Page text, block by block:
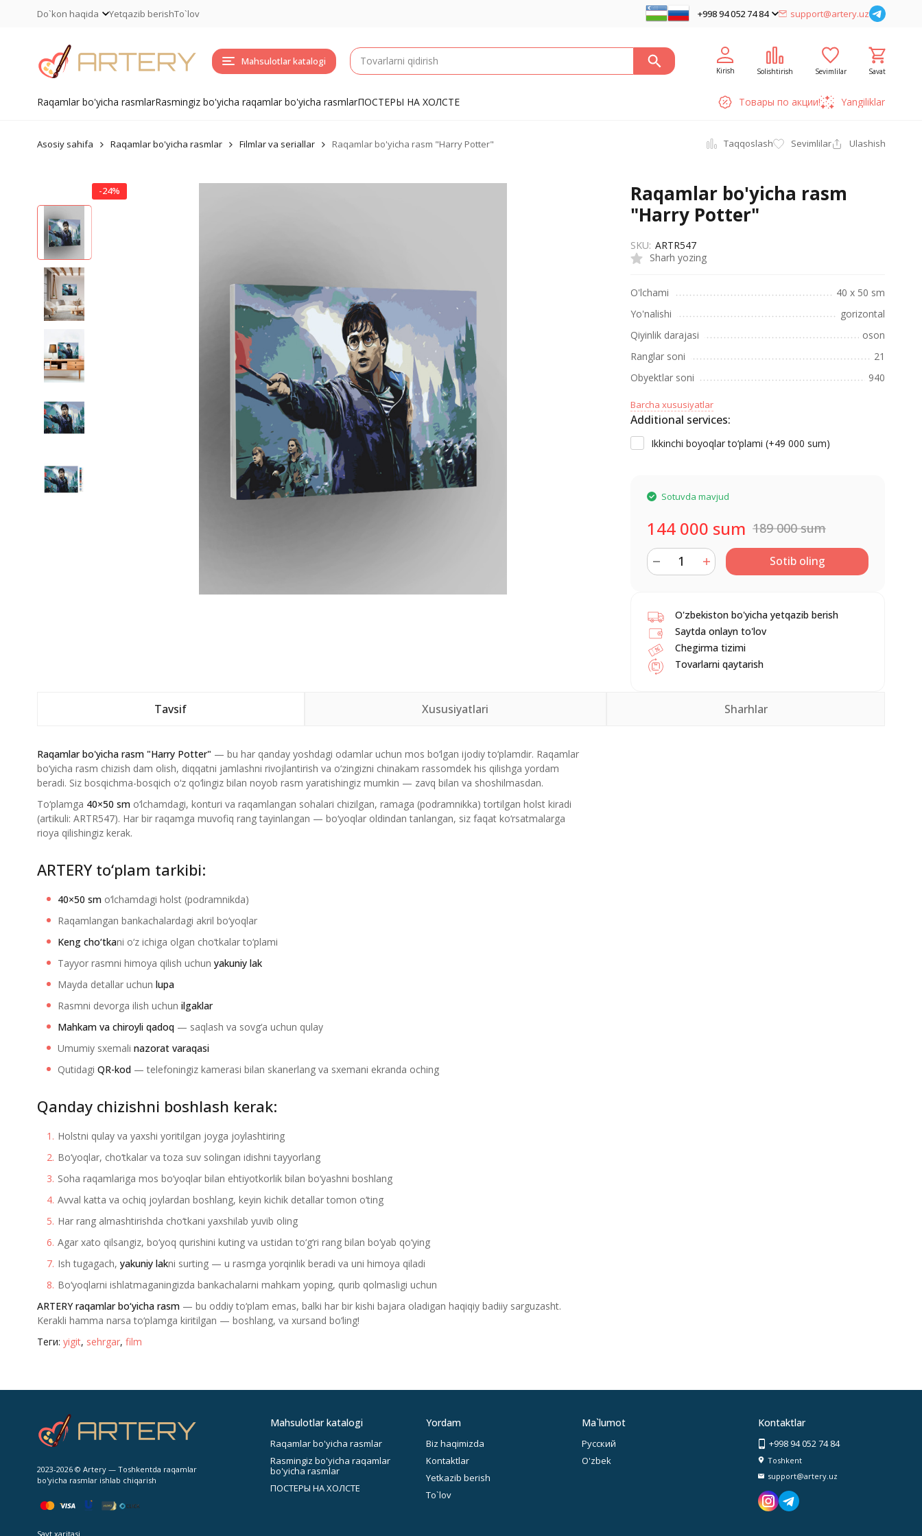
Do`kon haqida Yetqazib berishTo`lov +998 94 052 74 84 support@artery.uz
Mahsulotlar katalogi
Kirish Solishtirish Sevimlilar Savat
Raqamlar bo'yicha rasmlarRasmingiz bo'yicha raqamlar bo'yicha rasmlarПОСТЕРЫ НА ХОЛСТЕ Товары по акции! Yangiliklar
Asosiy sahifa Raqamlar bo'yicha rasmlar Filmlar va seriallar Raqamlar bo'yicha rasm "Harry Potter" Taqqoslash Sevimlilar Ulashish
-24%
Raqamlar bo'yicha rasm
"Harry Potter"
Sharh yozing
SKU: ARTR547
O'lchami
40 х 50 sm
Yo'nalishi
gorizontal
Qiyinlik darajasi
oson
Ranglar soni
21
Obyektlar soni
940
Barcha xususiyatlar
Additional services:
Ikkinchi boyoqlar to‘plami (+49 000 sum)
Sotuvda mavjud
144 000 sum 189 000 sum
Sotib oling
O'zbekiston bo'yicha yetqazib berish
Saytda onlayn to'lov
Chegirma tizimi
Tovarlarni qaytarish
Tavsif Xususiyatlari Sharhlar
Raqamlar bo'yicha rasm "Harry Potter" — bu har qanday yoshdagi odamlar uchun mos bo‘lgan ijodiy to‘plamdir. Raqamlar
bo‘yicha rasm chizish dam olish, diqqatni jamlashni rivojlantirish va o‘zingizni chinakam rassomdek his qilishga yordam
beradi. Siz bosqichma-bosqich o‘z qo‘lingiz bilan noyob rasm yaratishingiz mumkin — zavq bilan va shoshilmasdan.
To‘plamga 40×50 smo‘lchamdagi, konturi va raqamlangan sohalari chizilgan, ramaga (podramnikka) tortilgan holst kiradi
(artikuli: ARTR547). Har bir raqamga muvofiq rang tayinlangan — bo‘yoqlar oldindan tanlangan, siz faqat ko‘rsatmalarga
rioya qilishingiz kerak.
ARTERY to‘plam tarkibi:
40×50 smo‘lchamdagi holst (podramnikda)
Raqamlangan bankachalardagi akril bo‘yoqlar
Keng cho‘tkani o‘z ichiga olgan cho‘tkalar to‘plami
Tayyor rasmni himoya qilish uchun yakuniy lak
Mayda detallar uchun lupa
Rasmni devorga ilish uchun ilgaklar
Mahkam va chiroyli qadoq— saqlash va sovg‘a uchun qulay
Umumiy sxemali nazorat varaqasi
Qutidagi QR-kod— telefoningiz kamerasi bilan skanerlang va sxemani ekranda oching
Qanday chizishni boshlash kerak:
Holstni qulay va yaxshi yoritilgan joyga joylashtiring
Bo‘yoqlar, cho‘tkalar va toza suv solingan idishni tayyorlang
Soha raqamlariga mos bo‘yoqlar bilan ehtiyotkorlik bilan bo‘yashni boshlang
Avval katta va ochiq joylardan boshlang, keyin kichik detallar tomon o‘ting
Har rang almashtirishda cho‘tkani yaxshilab yuvib oling
Agar xato qilsangiz, bo‘yoq qurishini kuting va ustidan to‘g‘ri rang bilan bo‘yab qo‘ying
Ish tugagach, yakuniy lakni surting — u rasmga yorqinlik beradi va uni himoya qiladi
Bo‘yoqlarni ishlatmaganingizda bankachalarni mahkam yoping, qurib qolmasligi uchun
ARTERY raqamlar bo‘yicha rasm— bu oddiy to‘plam emas, balki har bir kishi bajara oladigan haqiqiy badiiy sarguzasht.
Kerakli hamma narsa to‘plamga kiritilgan — boshlang, va xursand bo‘ling!
Теги: yigit, sehrgar, film
2023-2026 © Artery — Toshkentda raqamlar
bo'yicha rasmlar ishlab chiqarish
Sayt xaritasi
Mahsulotlar katalogi
Raqamlar bo'yicha rasmlar
Rasmingiz bo'yicha raqamlar
bo'yicha rasmlar
ПОСТЕРЫ НА ХОЛСТЕ
Yordam
Biz haqimizda
Kontaktlar
Yetkazib berish
To`lov
Ma`lumot
Русский
O'zbek
Kontaktlar
+998 94 052 74 84
Toshkent
support@artery.uz